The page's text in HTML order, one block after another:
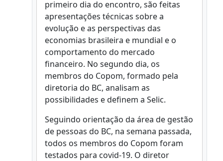
primeiro dia do encontro, são feitas
apresentações técnicas sobre a
evolução e as perspectivas das
economias brasileira e mundial e o
comportamento do mercado
financeiro. No segundo dia, os
membros do Copom, formado pela
diretoria do BC, analisam as
possibilidades e definem a Selic.
Seguindo orientação da área de gestão
de pessoas do BC, na semana passada,
todos os membros do Copom foram
testados para covid-19. O diretor